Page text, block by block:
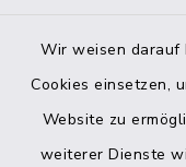
Wir weisen darauf
Cookies einsetzen,
Website zu
weiterer Dienste